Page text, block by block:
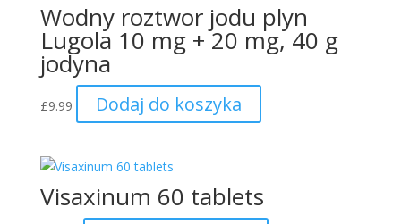
Wodny roztwor jodu plyn
Lugola 10 mg + 20 mg, 40 g
jodyna
£9.99 Dodaj do koszyka
Visaxinum 60 tablets